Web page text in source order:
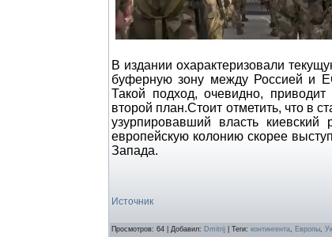
В издании охарактеризовали
буферную зону между Россией и
Такой подход, очевидно,
второй план.Стоит отметить, что в
узурпировавший власть
европейскую колонию скорее
Запада.
Источник
Просмотров: 64 Добавил: Dmitrij Теги: контингента, Европы,